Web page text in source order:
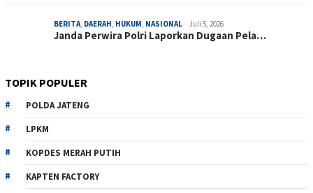
BERITA DAERAH HUKUM NASIONAL Juli 5, 2026
Janda Perwira Polri Laporkan Dugaan Pela…
TOPIK POPULER
POLDA JATENG
LPKM
KOPDES MERAH PUTIH
KAPTEN FACTORY